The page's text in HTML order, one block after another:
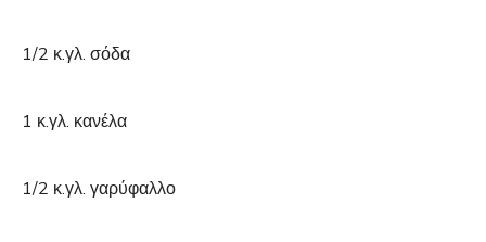
1/2 κ.γλ. σόδα
1 κ.γλ. κανέλα
1/2 κ.γλ. γαρύφαλλο